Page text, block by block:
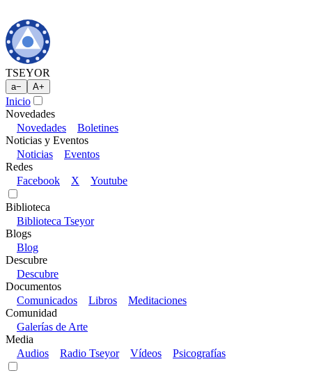
TSEYOR
a− A+
Inicio
Novedades
Novedades
Boletines
Noticias y Eventos
Noticias
Eventos
Redes
Facebook
X Youtube
Biblioteca
Biblioteca Tseyor
Blogs
Blog
Descubre
Descubre
Documentos
Comunicados
Libros
Meditaciones
Comunidad
Galerías de Arte
Media
Audios
Radio Tseyor Vídeos Psicografías